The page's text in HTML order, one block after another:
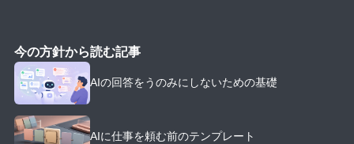
今の方針から読む記事
AIの回答をうのみにしないための基礎
AIに仕事を頼む前のテンプレート